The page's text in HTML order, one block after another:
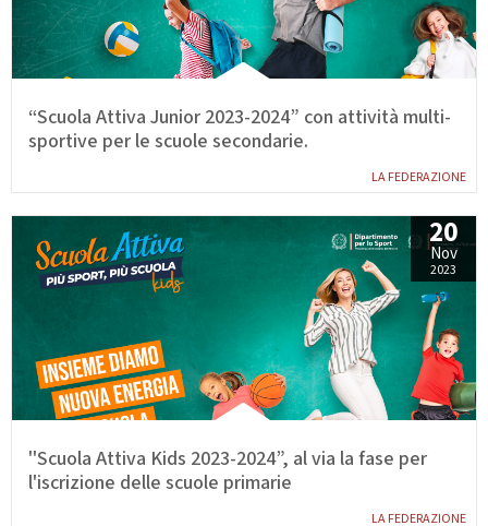
LA FEDERAZIONE
“Scuola Attiva Junior 2023-2024” con attività multi-
sportive per le scuole secondarie.
20
Nov
2023
LA FEDERAZIONE
''Scuola Attiva Kids 2023-2024”, al via la fase per
l'iscrizione delle scuole primarie